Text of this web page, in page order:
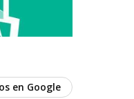
en Google